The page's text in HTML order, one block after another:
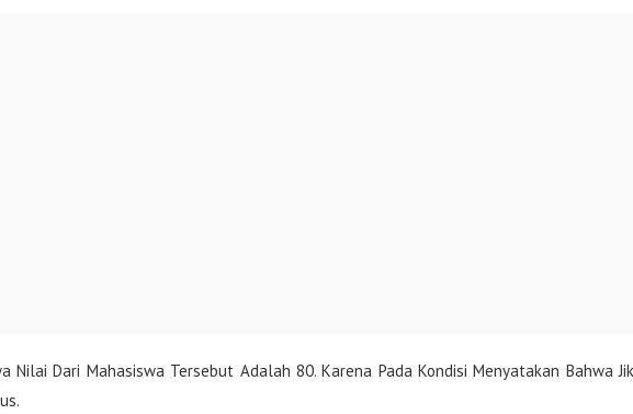
Nilai Dari Mahasiswa Tersebut Adalah 80. Karena Pada Kondisi Menyatakan Bahwa